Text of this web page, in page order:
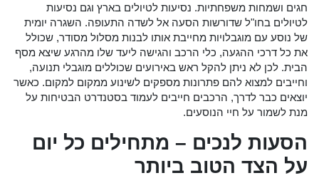
חגים ושמחות משפחתיות. נסיעות לטיולים בארץ וגם נסיעות
לטיולים בחו"ל שדורשות הסעה אל לשדה התעופה. השגרה יומית
של נוסע עם מוגבלויות מחייבת אותו לבנות מסלול מסודר, שכולל
את כל דרכי ההגעה, כלי הרכב והגישה ליעד שלו מהרגע שיצא מסף
הבית. לכן לא ניתן להקל ראש באירועים שכוללים מוגבלי תנועה,
וחייבים למצוא להם פתרונות מספקים לשינוע ממקום למקום. כאשר
יוצאים כבר לדרך, הרכבים חייבים לעמוד בסטנדרט הבטיחות על
מנת לשמור על חיי הנוסעים.
הסעות לנכים – מתחילים כל יום
על הצד הטוב ביותר